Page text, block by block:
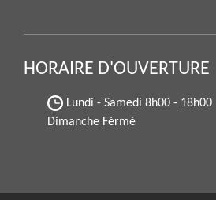
HORAIRE D'OUVERTURE
Lundi - Samedi 8h00 - 18h00
Dimanche Férmé